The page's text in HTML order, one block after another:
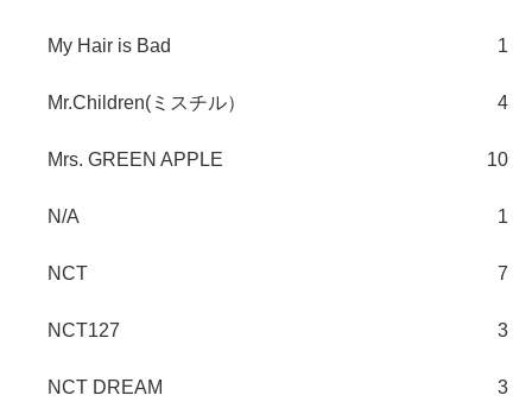
My Hair is Bad 1
Mr.Children(ミスチル） 4
Mrs. GREEN APPLE 10
N/A 1
NCT 7
NCT127 3
NCT DREAM 3